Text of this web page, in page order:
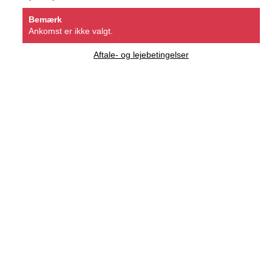
Bemærk
Ankomst er ikke valgt.
Aftale- og lejebetingelser